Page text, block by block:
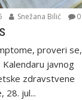
Snežana Bilić 0
proveri se,
Kalendaru javnog
zdravstvene
28. jul...